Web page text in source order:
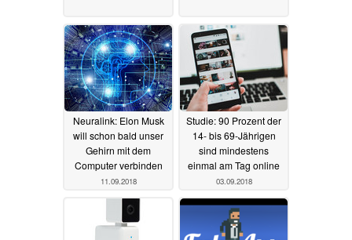
Neuralink: Elon Musk
will schon bald unser
Gehirn mit dem
Computer verbinden
11.09.2018
Studie: 90 Prozent der
14- bis 69-Jährigen
sind mindestens
einmal am Tag online
03.09.2018